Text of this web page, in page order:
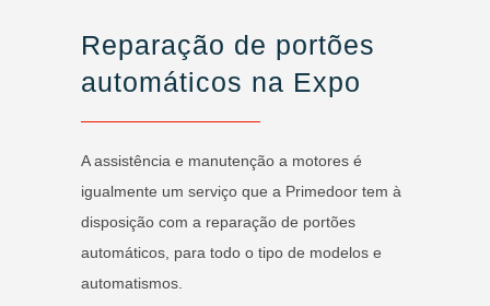
Reparação de portões
automáticos na Expo
A assistência e manutenção a motores é
igualmente um serviço que a Primedoor tem à
disposição com a reparação de portões
automáticos, para todo o tipo de modelos e
automatismos.